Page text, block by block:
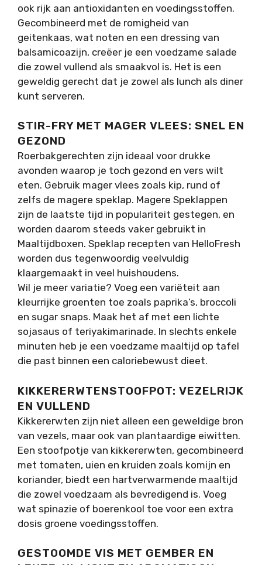
ook rijk aan antioxidanten en voedingsstoffen.
Gecombineerd met de romigheid van
geitenkaas, wat noten en een dressing van
balsamicoazijn, creëer je een voedzame salade
die zowel vullend als smaakvol is. Het is een
geweldig gerecht dat je zowel als lunch als diner
kunt serveren.
STIR-FRY MET MAGER VLEES: SNEL EN
GEZOND
Roerbakgerechten zijn ideaal voor drukke
avonden waarop je toch gezond en vers wilt
eten. Gebruik mager vlees zoals kip, rund of
zelfs de magere speklap. Magere Speklappen
zijn de laatste tijd in populariteit gestegen, en
worden daarom steeds vaker gebruikt in
Maaltijdboxen. Speklap recepten van HelloFresh
worden dus tegenwoordig veelvuldig
klaargemaakt in veel huishoudens.
Wil je meer variatie? Voeg een variëteit aan
kleurrijke groenten toe zoals paprika’s, broccoli
en sugar snaps. Maak het af met een lichte
sojasaus of teriyakimarinade. In slechts enkele
minuten heb je een voedzame maaltijd op tafel
die past binnen een caloriebewust dieet.
KIKKERERWTENSTOOFPOT: VEZELRIJK
EN VULLEND
Kikkererwten zijn niet alleen een geweldige bron
van vezels, maar ook van plantaardige eiwitten.
Een stoofpotje van kikkererwten, gecombineerd
met tomaten, uien en kruiden zoals komijn en
koriander, biedt een hartverwarmende maaltijd
die zowel voedzaam als bevredigend is. Voeg
wat spinazie of boerenkool toe voor een extra
dosis groene voedingsstoffen.
GESTOOMDE VIS MET GEMBER EN